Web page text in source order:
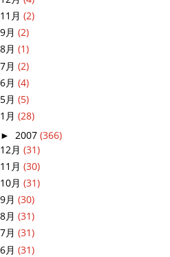
11月 (2)
9月 (2)
8月 (1)
7月 (2)
6月 (4)
5月 (5)
1月 (28)
► 2007 (366)
12月 (31)
11月 (30)
10月 (31)
9月 (30)
8月 (31)
7月 (31)
6月 (31)